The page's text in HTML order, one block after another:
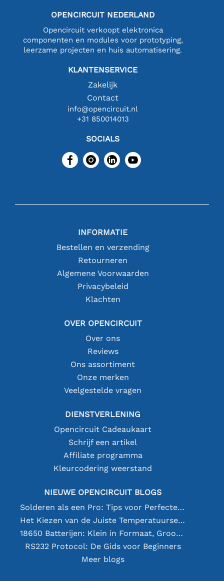
OPENCIRCUIT NEDERLAND
Opencircuit verkoopt elektronica
componenten en modules voor prototyping,
leerzame projecten en huis automatisering.
KLANTENSERVICE
Zakelijk
Contact
info@opencircuit.nl
+31 850014013
SOCIALS
INFORMATIE
Bestellen en verzending
Retourneren
Algemene Voorwaarden
Privacybeleid
Klachten
OVER OPENCIRCUIT
Over ons
Reviews
Ons assortiment
Onze merken
Veelgestelde vragen
DIENSTVERLENING
Opencircuit Cadeaukaart
Schrijf een artikel
Affiliate programma
Kleurcodering weerstand
NIEUWE OPENCIRCUIT BLOGS
Solderen als een Pro: Tips voor Perfecte Elektronische Verbindingen
Het Kiezen van de Juiste Temperatuursensor [youtube]
18650 Batterijen: Klein in Formaat, Groot in Prestatie
RS232 Protocol: De Gids voor Beginners
Meer blogs